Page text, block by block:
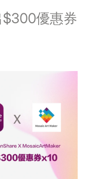
$300優惠券